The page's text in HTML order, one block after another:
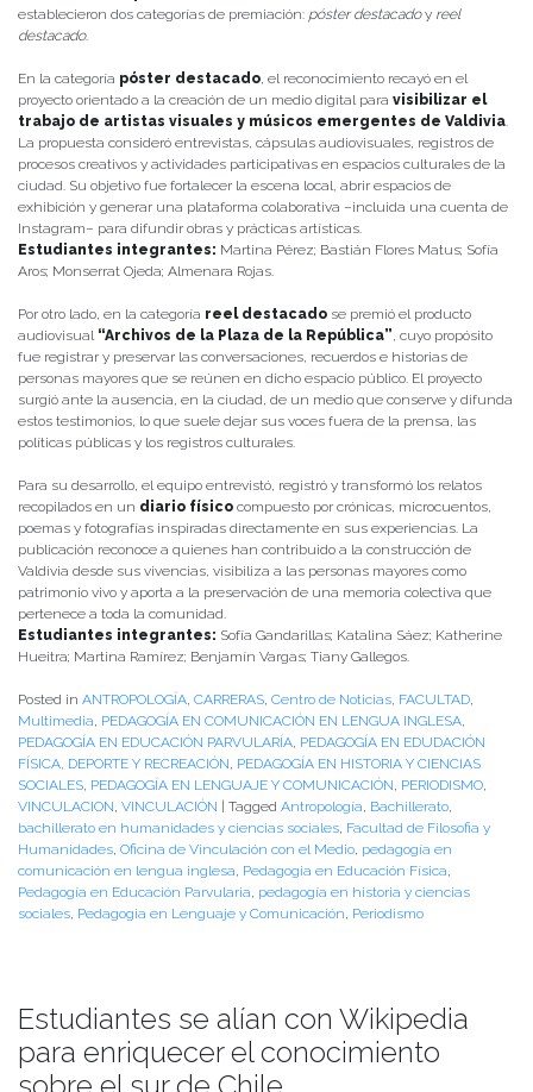
establecieron dos categorías de premiación: póster destacadoy reel
destacado.
En la categoría póster destacado , el reconocimiento recayó en el
proyecto orientado a la creación de un medio digital para visibilizar el
trabajo de artistas visuales y músicos emergentes de Valdivia
La propuesta consideró entrevistas, cápsulas audiovisuales, registros de
procesos creativos y actividades participativas en espacios culturales de la
ciudad. Su objetivo fue fortalecer la escena local, abrir espacios de
exhibición y generar una plataforma colaborativa –incluida una cuenta de
Instagram– para difundir obras y prácticas artísticas.
Estudiantes integrantes: Martina Pérez; Bastián Flores Matus; Sofía
Aros; Monserrat Ojeda; Almenara Rojas.
Por otro lado, en la categoría reel destacado se premió el producto
audiovisual “Archivos de la Plaza de la República” , cuyo propósito
fue registrar y preservar las conversaciones, recuerdos e historias de
personas mayores que se reúnen en dicho espacio público. El proyecto
surgió ante la ausencia, en la ciudad, de un medio que conserve y difunda
estos testimonios, lo que suele dejar sus voces fuera de la prensa, las
políticas públicas y los registros culturales.
Para su desarrollo, el equipo entrevistó, registró y transformó los relatos
recopilados en un diario físico compuesto por crónicas, microcuentos,
poemas y fotografías inspiradas directamente en sus experiencias. La
publicación reconoce a quienes han contribuido a la construcción de
Valdivia desde sus vivencias, visibiliza a las personas mayores como
patrimonio vivo y aporta a la preservación de una memoria colectiva que
pertenece a toda la comunidad.
Estudiantes integrantes: Sofía Gandarillas; Katalina Sáez; Katherine
Hueitra; Martina Ramírez; Benjamín Vargas; Tiany Gallegos.
Posted in ANTROPOLOGÍA CARRERAS Centro de Noticias FACULTAD
Multimedia PEDAGOGÍA EN COMUNICACIÓN EN LENGUA INGLESA
PEDAGOGÍA EN EDUCACIÓN PARVULARÍA PEDAGOGÍA EN EDUDACIÓN
FÍSICA, DEPORTE Y RECREACIÓN PEDAGOGÍA EN HISTORIA Y CIENCIAS
SOCIALES PEDAGOGÍA EN LENGUAJE Y COMUNICACIÓN PERIODISMO
VINCULACION VINCULACIÓN | Tagged Antropología Bachillerato
bachillerato en humanidades y ciencias sociales Facultad de Filosofia y
Humanidades Oficina de Vinculación con el Medio pedagogía en
comunicación en lengua inglesa Pedagogia en Educación Física
Pedagogía en Educación Parvularia pedagogía en historia y ciencias
sociales Pedagogia en Lenguaje y Comunicación Periodismo
Estudiantes se alían con Wikipedia
para enriquecer el conocimiento
sobre el sur de Chile